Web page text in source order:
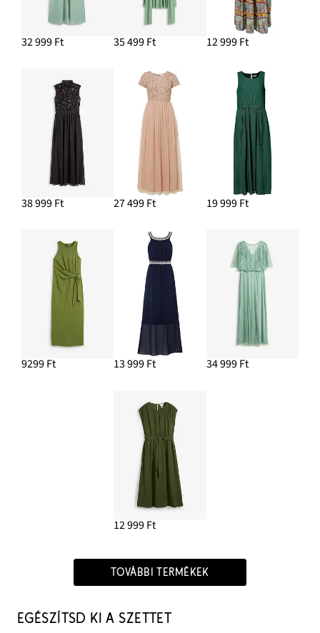
Brazil női alsó finom csipkéből
3999 Ft
HOZZÁADÁS A KOSÁRHOZ
32 999 Ft 35 499 Ft 12 999 Ft
38 999 Ft 27 499 Ft 19 999 Ft
9299 Ft 13 999 Ft 34 999 Ft
12 999 Ft
TOVÁBBI TERMÉKEK
EGÉSZÍTSD KI A SZETTET